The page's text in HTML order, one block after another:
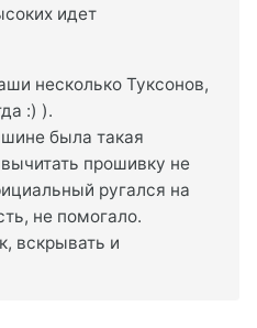
идет
несколько Туксонов,
:) ).
была такая
прошивку не
ругался на
не помогало.
вскрывать и